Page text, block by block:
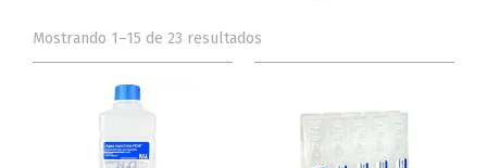
Mostrando 1–15 de 23 resultados